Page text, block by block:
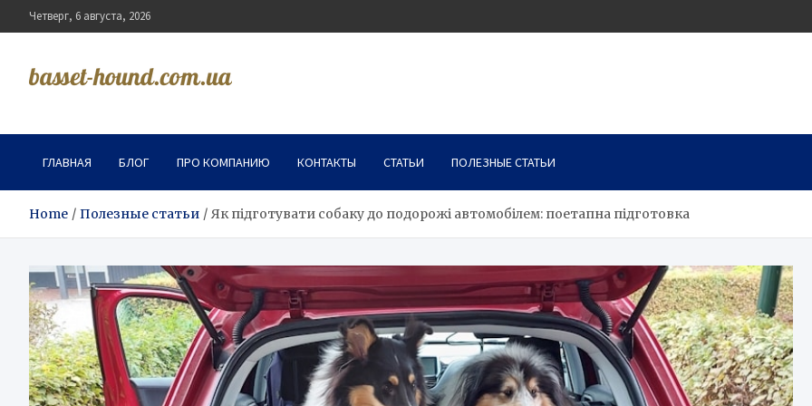
to
Четверг, 6 августа, 2026
basset-hound.com.ua
ГЛАВНАЯ БЛОГ ПРО КОМПАНИЮ КОНТАКТЫ СТАТЬИ ПОЛЕЗНЫЕ СТАТЬИ
Home Полезные статьи Як підготувати собаку до подорожі автомобілем: поетапна підготовка